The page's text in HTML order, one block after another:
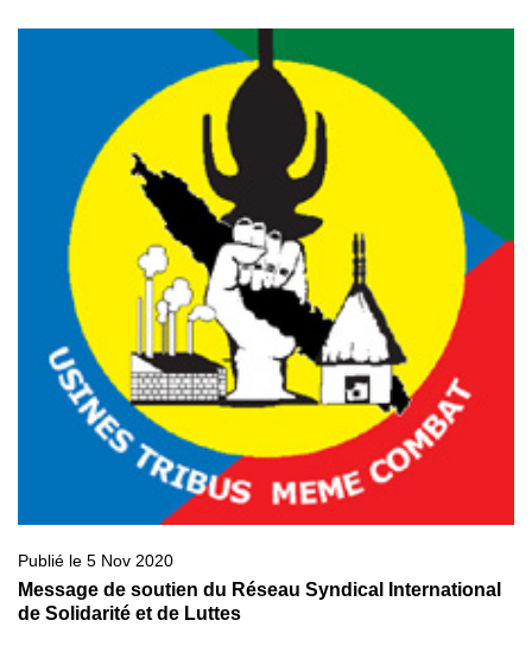
Publié le 5 Nov 2020
Message de soutien du Réseau Syndical International
de Solidarité et de Luttes